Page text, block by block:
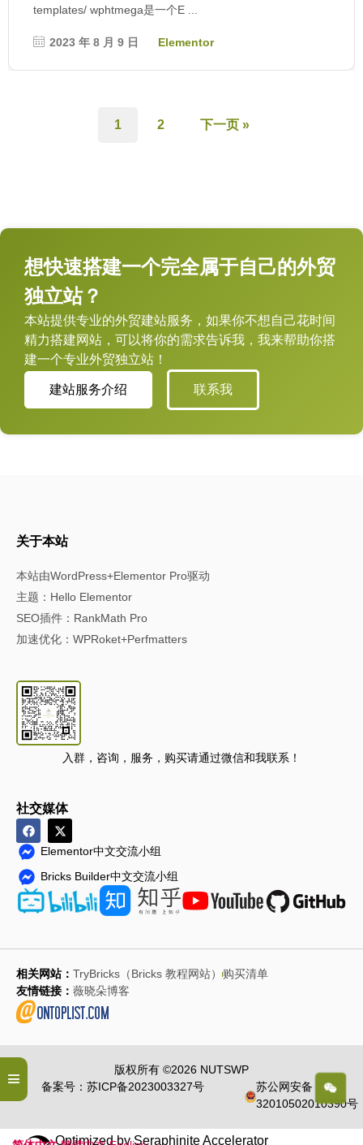
templates/ wphtmega是一个E ...
2023 年 8 月 9 日 Elementor
1 2 下一页 »
想快速搭建一个完全属于自己的外贸
独立站？
本站提供专业的外贸建站服务，如果你不想自己花时间
精力搭建网站，可以将你的需求告诉我，我来帮助你搭
建一个专业外贸独立站！
建站服务介绍 联系我
关于本站
本站由WordPress+Elementor Pro驱动
主题：Hello Elementor
SEO插件：RankMath Pro
加速优化：WPRoket+Perfmatters
入群，咨询，服务，购买请通过微信和我联系！
社交媒体
Elementor中文交流小组
Bricks Builder中文交流小组
相关网站： TryBricks（Bricks 教程网站）
购买清单
友情链接： 薇晓朵博客
版权所有 ©2026 NUTSWP
备案号：苏ICP备2023003327号
苏公网安备
32010502010390号
Optimized by Seraphinite Accelerator